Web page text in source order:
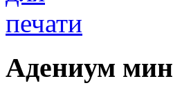
Адениум